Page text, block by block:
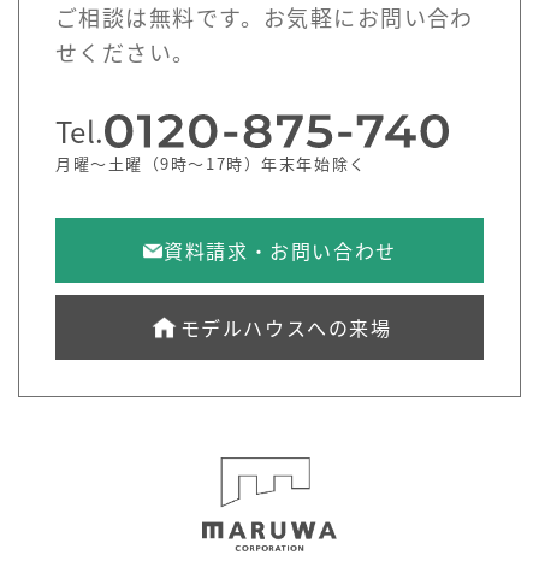
ご相談は無料です。お気軽にお問い合わ
せください。
Tel.
月曜～土曜（9時～17時）年末年始除く
資料請求・お問い合わせ
モデルハウスへの来場